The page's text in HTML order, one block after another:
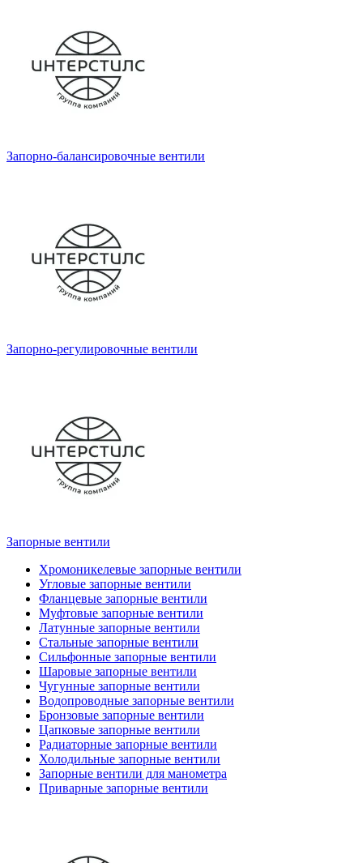
Запорно-балансировочные вентили
Запорно-регулировочные вентили
Запорные вентили
Хромоникелевые запорные вентили
Угловые запорные вентили
Фланцевые запорные вентили
Муфтовые запорные вентили
Латунные запорные вентили
Стальные запорные вентили
Сильфонные запорные вентили
Шаровые запорные вентили
Чугунные запорные вентили
Водопроводные запорные вентили
Бронзовые запорные вентили
Цапковые запорные вентили
Радиаторные запорные вентили
Холодильные запорные вентили
Запорные вентили для манометра
Приварные запорные вентили